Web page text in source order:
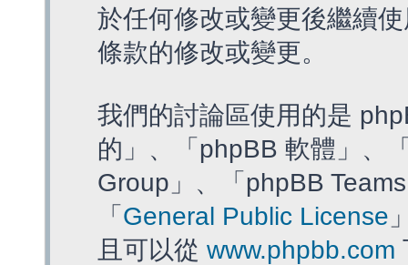
於任何修改或變更後繼續
條款的修改或變更。
我們的討論區使用的是
的」、「phpBB 軟體」、
Group」、「phpBB
「 General Public License
且可以從 www.phpbb.com